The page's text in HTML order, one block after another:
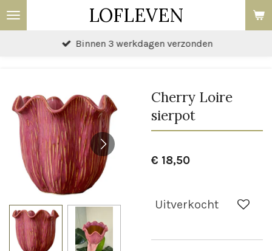
Ga
direct
LOFLEVEN
Binnen 3 werkdagen verzonden
Cherry Loire
sierpot
€ 18,50
Uitverkocht